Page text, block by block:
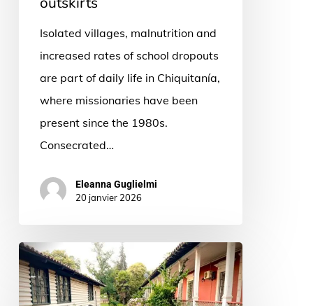
Isolated villages, malnutrition and
increased rates of school dropouts
are part of daily life in Chiquitanía,
where missionaries have been
present since the 1980s.
Consecrated…
Eleanna Guglielmi
20 janvier 2026
Vocación
en
tiempos